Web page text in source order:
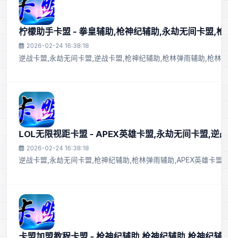
柠檬助手卡盟 - 拳皇辅助,枪神纪辅助,永劫无间卡盟,枪
2026-02-24 16:38:18
逆战卡盟,永劫无间卡盟,逆战卡盟,枪神纪辅助,枪林弹雨辅助,枪林
LOL无限视距卡盟 - APEX英雄卡盟,永劫无间卡盟,逆
2026-02-24 16:38:18
逆战卡盟,永劫无间卡盟,枪神纪辅助,枪林弹雨辅助,APEX英雄卡盟